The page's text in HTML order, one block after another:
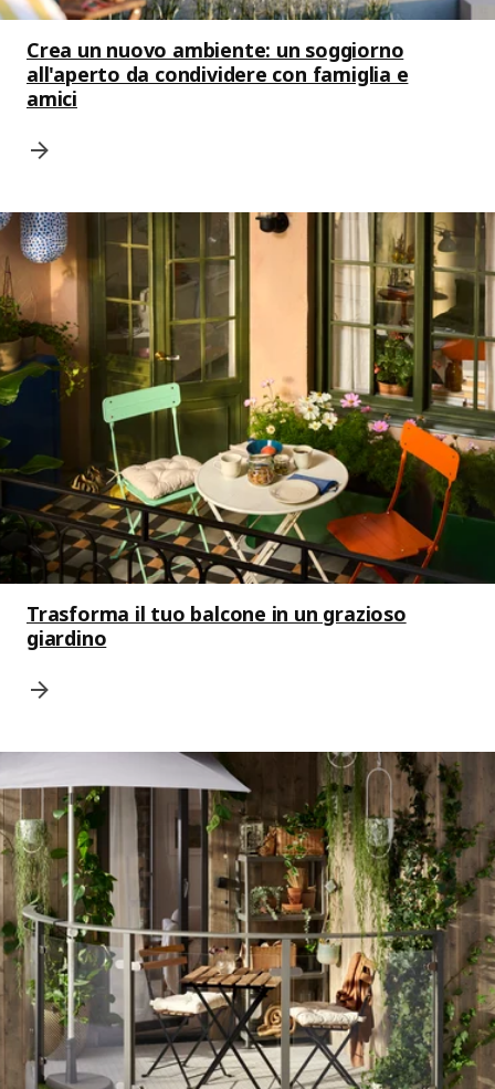
Crea un nuovo ambiente: un soggiorno
all'aperto da condividere con famiglia e
amici
Trasforma il tuo balcone in un grazioso
giardino